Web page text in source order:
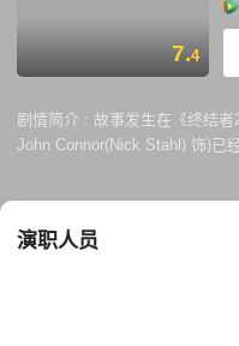
7.4
剧情简介 : 故事发生在《终结
John Connor(Nick Stahl) 饰)已
名的生活，不愿意面对即将到
者T-850（Arnold
演职人员